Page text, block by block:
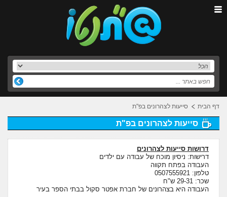
דף הבית סייעות לצהרונים בפ"ת
סייעות לצהרונים בפ"ת
דרושות סייעות לצהרונים
דרישות: ניסיון מוכח של עבודה עם ילדים
העבודה בפתח תקווה
טלפון: 0507555921
שכר: 29-31 ש"ח
העבודה היא בצהרונים של חברת אפטר סקול בבתי הספר בעיר